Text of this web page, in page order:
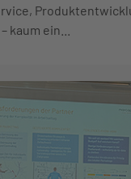
kaum ein...